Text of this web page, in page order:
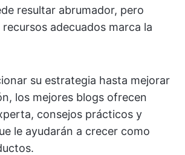
resultar abrumador, pero
adecuados marca la
su estrategia hasta mejorar
los mejores blogs ofrecen
consejos prácticos y
le ayudarán a crecer como